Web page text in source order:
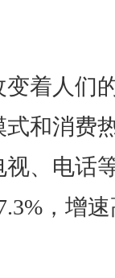
变着人们
式和消费
、电话
，增